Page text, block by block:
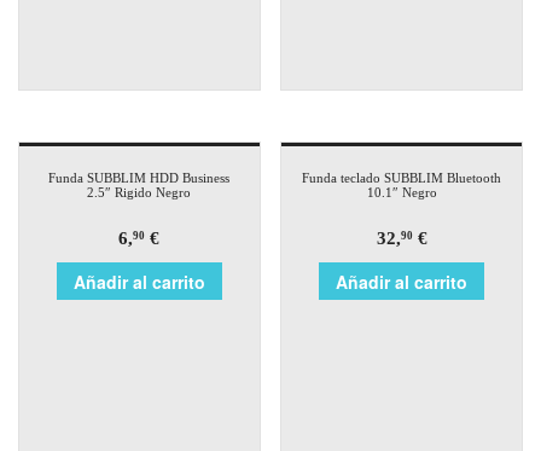
Funda SUBBLIM HDD Business
2.5″ Rigido Negro
6,90 €
Añadir al carrito
Funda teclado SUBBLIM Bluetooth
10.1″ Negro
32,90€
Añadir al carrito